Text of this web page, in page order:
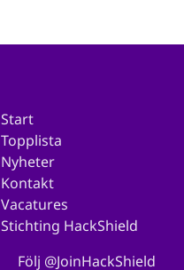
Start
Topplista
Nyheter
Kontakt
Vacatures
Stichting HackShield
Följ @JoinHackShield